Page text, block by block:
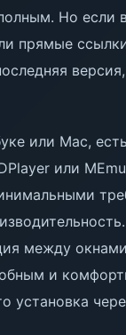
Но если
прямые
или Mac,
или
между
и
установка